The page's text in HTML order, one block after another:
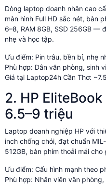
Dòng laptop doanh nhân cao
màn hình Full HD sắc nét, bàn
6–8, RAM 8GB, SSD 256GB —
nhẹ và học tập.
Ưu điểm: Pin trâu, bền bỉ, nhẹ
Phù hợp: Dân văn phòng, sinh
Giá tại Laptop24h Cần Thơ:
2. HP
6.5–9 triệu
Laptop doanh nghiệp HP với
inch chống chói, đạt chuẩn
512GB, bàn phím thoải mái cho
Ưu điểm: Cấu hình mạnh theo
Phù hợp: Nhân viên văn